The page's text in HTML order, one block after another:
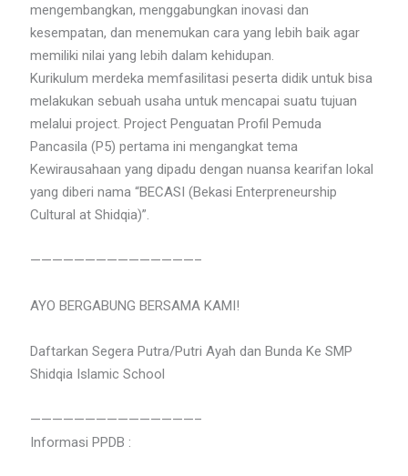
mengembangkan, menggabungkan inovasi dan
kesempatan, dan menemukan cara yang lebih baik agar
memiliki nilai yang lebih dalam kehidupan.
Kurikulum merdeka memfasilitasi peserta didik untuk bisa
melakukan sebuah usaha untuk mencapai suatu tujuan
melalui project. Project Penguatan Profil Pemuda
Pancasila (P5) pertama ini mengangkat tema
Kewirausahaan yang dipadu dengan nuansa kearifan lokal
yang diberi nama “BECASI (Bekasi Enterpreneurship
Cultural at Shidqia)”.
———————————————–
AYO BERGABUNG BERSAMA KAMI!
Daftarkan Segera Putra/Putri Ayah dan Bunda Ke SMP
Shidqia Islamic School
———————————————–
Informasi PPDB :